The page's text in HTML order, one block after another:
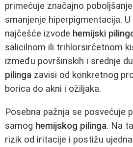
primećuje značajno
smanjenje hiperpigmentacija.
najčešće izvode hemijski
salicilnom ili trihlorsirćetnom
između površinskih i srednje
pilinga zavisi od konkretnog
borica do akni i ožiljaka.
Posebna pažnja se posvećuje
samog hemijskog pilinga. Na
rizik od iritacije i postižu